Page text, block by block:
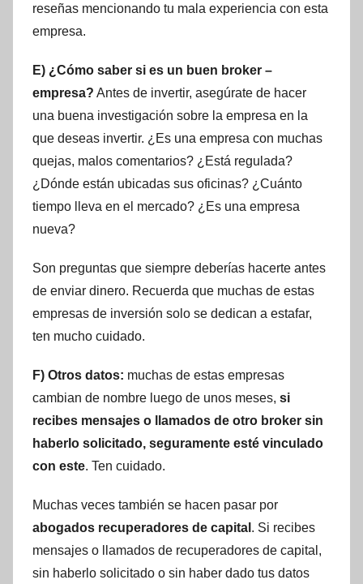
reseñas mencionando tu mala experiencia con esta
empresa.
E) ¿Cómo saber si es un buen broker –
empresa? Antes de invertir, asegúrate de hacer
una buena investigación sobre la empresa en la
que deseas invertir. ¿Es una empresa con muchas
quejas, malos comentarios? ¿Está regulada?
¿Dónde están ubicadas sus oficinas? ¿Cuánto
tiempo lleva en el mercado? ¿Es una empresa
nueva?
Son preguntas que siempre deberías hacerte antes
de enviar dinero. Recuerda que muchas de estas
empresas de inversión solo se dedican a estafar,
ten mucho cuidado.
F) Otros datos: muchas de estas empresas
cambian de nombre luego de unos meses, si
recibes mensajes o llamados de otro broker sin
haberlo solicitado, seguramente esté vinculado
con este. Ten cuidado.
Muchas veces también se hacen pasar por
abogados recuperadores de capital . Si recibes
mensajes o llamados de recuperadores de capital,
sin haberlo solicitado o sin haber dado tus datos